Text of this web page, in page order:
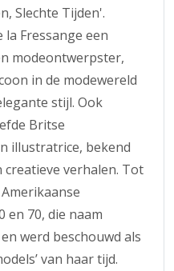
Slechte Tijden'.
Fressange een
modeontwerpster,
in de modewereld
stijl. Ook
Britse
illustratrice, bekend
verhalen. Tot
en 70, die naam
werd beschouwd als
van haar tijd.